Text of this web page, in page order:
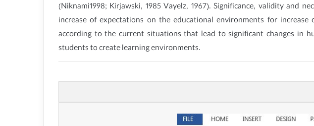
(Niknami1998; Kirjawski, 1985 Vayelz, 1967). Significance, validity and
increase of expectations on the educational environments for
according to the current situations that lead to significant changes in
students to create learning environments.